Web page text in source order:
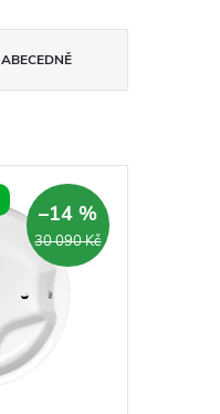
ABECEDNĚ
30 090 Kč
–14 %